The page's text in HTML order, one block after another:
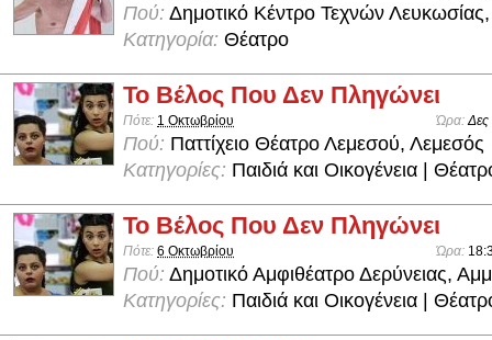
Πού: Δημοτικό Κέντρο Τεχνών
Κατηγορία: Θέατρο
Το Βέλος Που Δεν Πληγώνει
Πότε: 1 Οκτωβρίου Ώρα: Δες
Πού: Παττίχειο Θέατρο Λεμεσού, Λεμεσός
Κατηγορίες: Παιδιά και Οικογένεια |
Το Βέλος Που Δεν Πληγώνει
Πότε: 6 Οκτωβρίου Ώρα:
Πού: Δημοτικό Αμφιθέατρο Δερύνειας,
Κατηγορίες: Παιδιά και Οικογένεια |